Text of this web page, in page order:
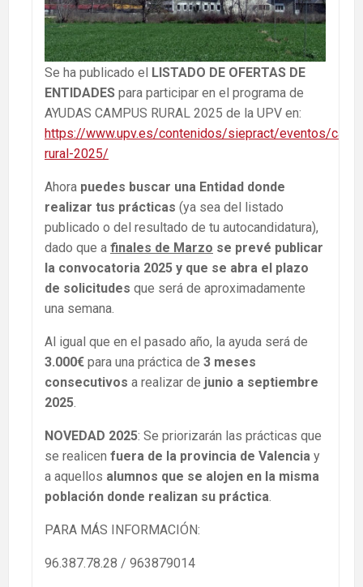
Se ha publicado el LISTADO DE OFERTAS DE
ENTIDADES para participar en el programa de
AYUDAS CAMPUS RURAL 2025 de la UPV en:
https://www.upv.es/contenidos/siepract/eventos/
rural-2025/
Ahora puedes buscar una Entidad donde
realizar tus prácticas (ya sea del listado
publicado o del resultado de tu autocandidatura),
dado que a finales de Marzo se prevé publicar
la convocatoria 2025 y que se abra el plazo
de solicitudes que será de aproximadamente
una semana.
Al igual que en el pasado año, la ayuda será de
3.000€ para una práctica de 3 meses
consecutivos a realizar de junio a septiembre
2025
NOVEDAD 2025: Se priorizarán las prácticas que
se realicen fuera de la provincia de Valencia y
a aquellos alumnos que se alojen en la misma
población donde realizan su práctica
PARA MÁS INFORMACIÓN:
96.387.78.28 / 963879014